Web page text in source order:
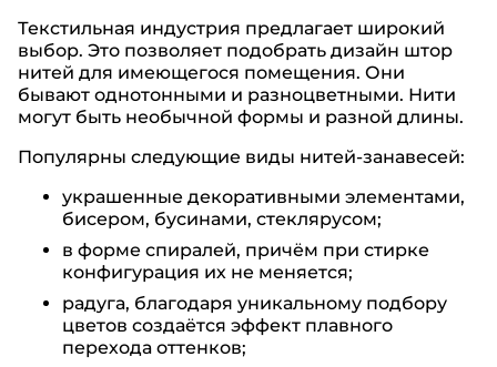
Текстильная индустрия предлагает широкий
выбор. Это позволяет подобрать дизайн штор
нитей для имеющегося помещения. Они
бывают однотонными и разноцветными. Нити
могут быть необычной формы и разной длины.
Популярны следующие виды нитей-занавесей:
украшенные декоративными элементами,
бисером, бусинами, стеклярусом;
в форме спиралей, причём при стирке
конфигурация их не меняется;
радуга, благодаря уникальному подбору
цветов создаётся эффект плавного
перехода оттенков;